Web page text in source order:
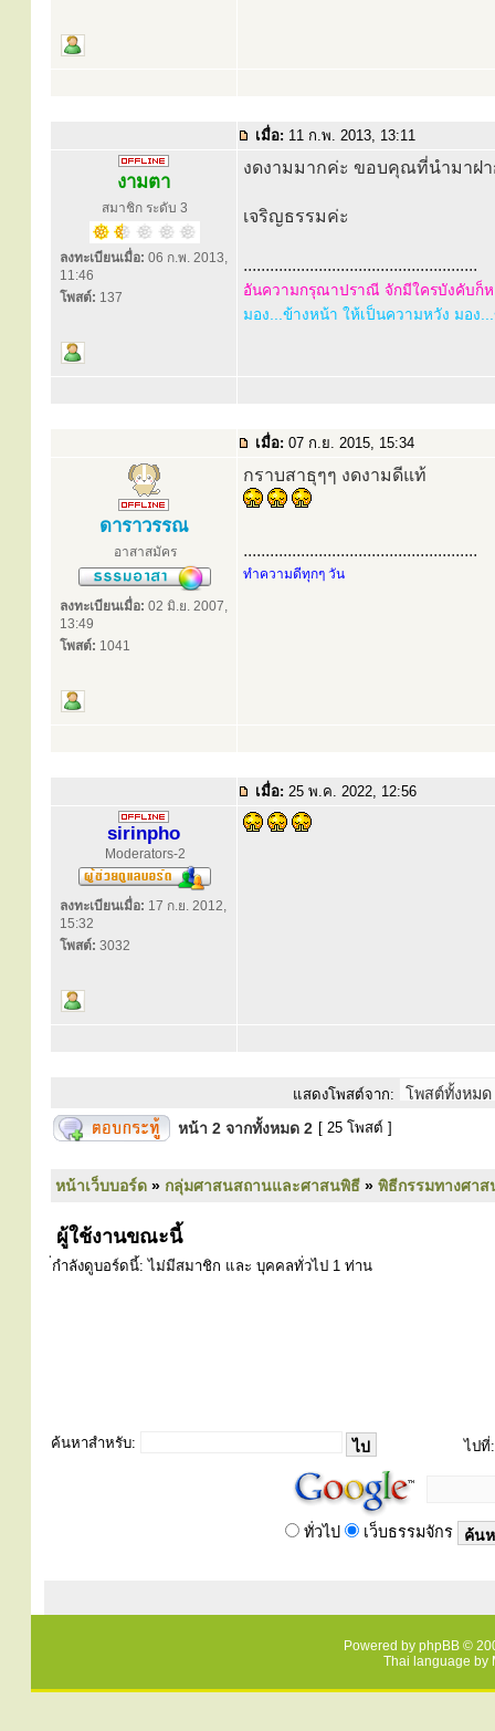
เมื่อ: 11 ก.พ. 2013, 13:11
งามตา
สมาชิก ระดับ 3
ลงทะเบียนเมื่อ: 06 ก.พ. 2013,
11:46
โพสต์: 137
งดงามมากค่ะ ขอบคุณที่นำมาฝ
เจริญธรรมค่ะ
.....................................................
อันความกรุณาปราณี จักมีใครบังคับก็
มอง...ข้างหน้า ให้เป็นความหวัง มอง
เมื่อ: 07 ก.ย. 2015, 15:34
ดาราวรรณ
อาสาสมัคร
ลงทะเบียนเมื่อ: 02 มิ.ย. 2007,
13:49
โพสต์: 1041
กราบสาธุๆๆ งดงามดีแท้
.....................................................
ทำความดีทุกๆ วัน
เมื่อ: 25 พ.ค. 2022, 12:56
sirinpho
Moderators-2
ลงทะเบียนเมื่อ: 17 ก.ย. 2012,
15:32
โพสต์: 3032
แสดงโพสต์จาก:
หน้า 2 จากทั้งหมด 2 [ 25 โพสต์ ]
หน้าเว็บบอร์ด » กลุ่มศาสนสถานและศาสนพิธี » พิธีกรรมทางศา
ผู้ใช้งานขณะนี้
่กำลังดูบอร์ดนี้: ไม่มีสมาชิก และ บุคคลทั่วไป 1 ท่าน
ค้นหาสำหรับ: ไปที่:
ทั่วไป เว็บธรรมจักร
Powered by phpBB ©
Thai language by